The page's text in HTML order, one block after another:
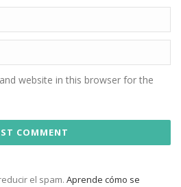
website in this browser for the
el spam. Aprende cómo se